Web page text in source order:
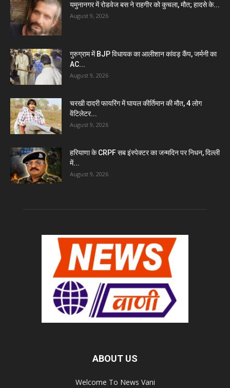
यमुनानगर में रोडवेज बस ने राहगीर को कुचला, मौत; हादसे के...
August 9, 2026
गुरुग्राम में BJP विधायक का आलीशान कांवड़ कैंप, जर्मनी का
AC...
August 9, 2026
चरखी दादरी फायरिंग में घायल कीर्तिमान की मौत, 4 लोग
वेंटिलेटर...
August 9, 2026
हरियाणा के CRPF सब इंस्पेक्टर का जन्मदिन पर निधन, दिल्ली
में...
August 9, 2026
ABOUT US
Welcome To News Vani